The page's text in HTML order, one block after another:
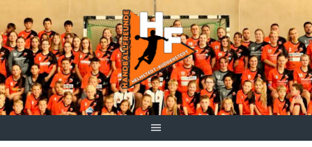
zum
Inhalt